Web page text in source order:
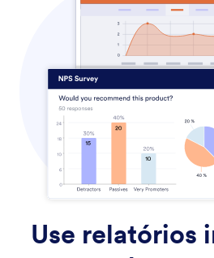
Use relatórios